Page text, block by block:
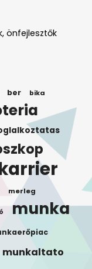
önfejlesztők
ber bika
merleg
munka
munkaltato